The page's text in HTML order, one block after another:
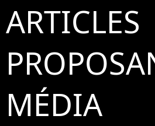
ARTICLES
MÉDIA